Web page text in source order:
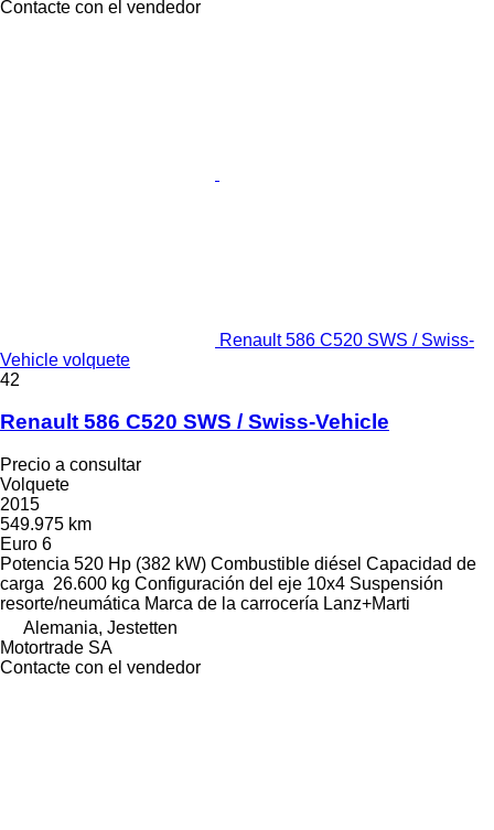
Contacte con el vendedor
Renault 586 C520 SWS / Swiss-
Vehicle volquete
42
Renault 586 C520 SWS / Swiss-Vehicle
Precio a consultar
Volquete
2015
549.975 km
Euro 6
Potencia 520 Hp (382 kW) Combustible diésel Capacidad de
carga 26.600 kg Configuración del eje 10x4 Suspensión
resorte/neumática Marca de la carrocería Lanz+Marti
Alemania, Jestetten
Motortrade SA
Contacte con el vendedor